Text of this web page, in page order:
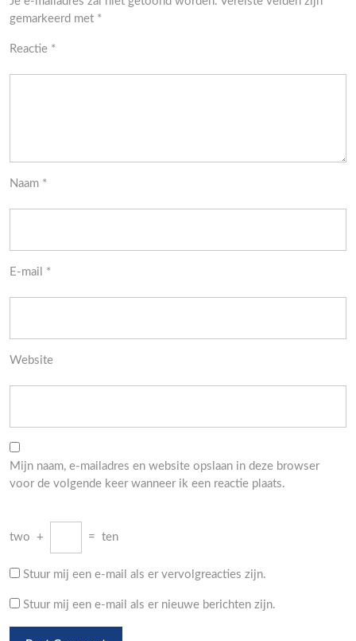
gemarkeerd met *
Reactie *
Naam *
E-mail *
Website
Mijn naam, e-mailadres en website opslaan in deze browser
voor de volgende keer wanneer ik een reactie plaats.
two + = ten
Stuur mij een e-mail als er vervolgreacties zijn.
Stuur mij een e-mail als er nieuwe berichten zijn.